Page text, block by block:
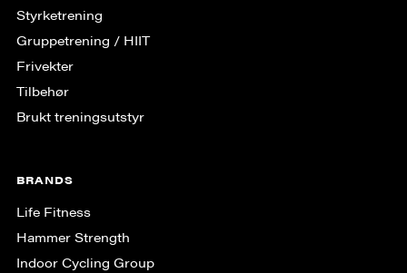
Styrketrening
Gruppe­trening / HIIT
Frivekter
Tilbehør
Brukt treningsutstyr
BRANDS
Life Fitness
Hammer Strength
Indoor Cycling Group